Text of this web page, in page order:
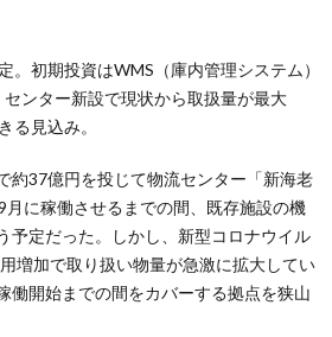
。初期投資はWMS（庫内管理システム）
ンター新設で現状から取扱量が最大
る見込み。
約37億円を投じて物流センター「新海老
に稼働させるまでの間、既存施設の機
予定だった。しかし、新型コロナウイル
増加で取り扱い物量が急激に拡大してい
働開始までの間をカバーする拠点を狭山